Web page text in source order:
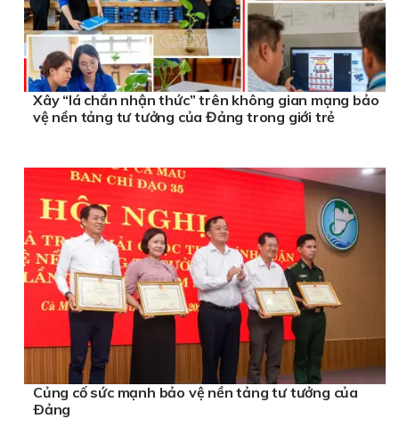
Xây “lá chắn nhận thức” trên không gian mạng bảo
vệ nền tảng tư tưởng của Đảng trong giới trẻ
Củng cố sức mạnh bảo vệ nền tảng tư tưởng của
Ðảng